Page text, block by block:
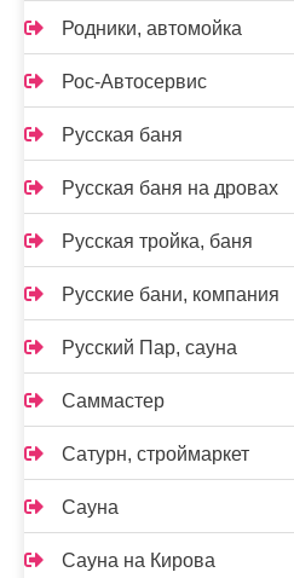
Родники, автомойка
Рос-Автосервис
Русская баня
Русская баня на дровах
Русская тройка, баня
Русские бани, компания
Русский Пар, сауна
Саммастер
Сатурн, строймаркет
Сауна
Сауна на Кирова